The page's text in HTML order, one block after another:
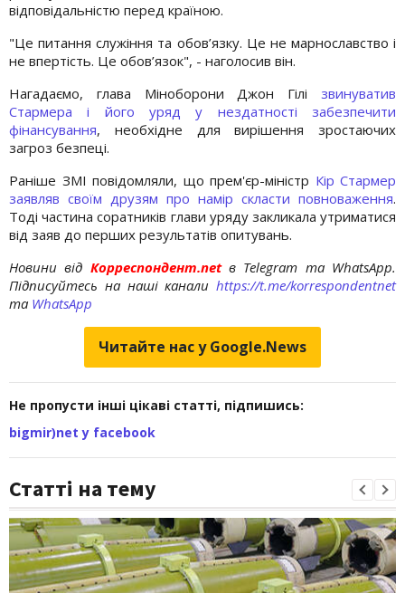
відповідальністю перед країною.
"Це питання служіння та обов’язку. Це не марнославство і
не впертість. Це обов’язок", - наголосив він.
Нагадаємо, глава Міноборони Джон Гілі звинуватив
Стармера і його уряд у нездатності забезпечити
фінансування, необхідне для вирішення зростаючих
загроз безпеці.
Раніше ЗМІ повідомляли, що прем'єр-міністр Кір Стармер
заявляв своїм друзям про намір скласти повноваження.
Тоді частина соратників глави уряду закликала утриматися
від заяв до перших результатів опитувань.
Новини від Корреспондент.netв Telegram та WhatsApp.
Підписуйтесь на наші канали https://t.me/korrespondentnet
та WhatsApp
Читайте нас у Google.News
Не пропусти інші цікаві статті, підпишись:
bigmir)net у facebook
Статті на тему